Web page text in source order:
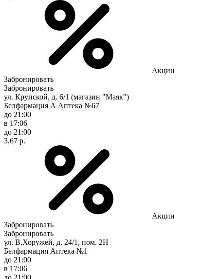
Акции
Забронировать
Забронировать
ул. Крупской, д. 6/1 (магазин "Маяк")
Белфармация А Аптека №67
до 21:00
в 17:06
до 21:00
3,67 р.
Акции
Забронировать
Забронировать
ул. В.Хоружей, д. 24/1, пом. 2Н
Белфармация Аптека №1
до 21:00
в 17:06
до 21:00